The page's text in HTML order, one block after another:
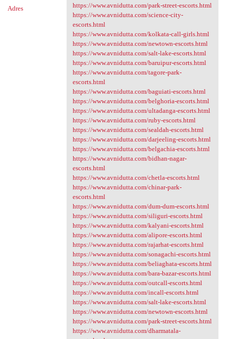
Adres
https://www.avnidutta.com/park-street-escorts.html
https://www.avnidutta.com/science-city-
escorts.html
https://www.avnidutta.com/kolkata-call-girls.html
https://www.avnidutta.com/newtown-escorts.html
https://www.avnidutta.com/salt-lake-escorts.html
https://www.avnidutta.com/baruipur-escorts.html
https://www.avnidutta.com/tagore-park-
escorts.html
https://www.avnidutta.com/baguiati-escorts.html
https://www.avnidutta.com/belghoria-escorts.html
https://www.avnidutta.com/ultadanga-escorts.html
https://www.avnidutta.com/ruby-escorts.html
https://www.avnidutta.com/sealdah-escorts.html
https://www.avnidutta.com/darjeeling-escorts.html
https://www.avnidutta.com/belgachia-escorts.html
https://www.avnidutta.com/bidhan-nagar-
escorts.html
https://www.avnidutta.com/chetla-escorts.html
https://www.avnidutta.com/chinar-park-
escorts.html
https://www.avnidutta.com/dum-dum-escorts.html
https://www.avnidutta.com/siliguri-escorts.html
https://www.avnidutta.com/kalyani-escorts.html
https://www.avnidutta.com/alipore-escorts.html
https://www.avnidutta.com/rajarhat-escorts.html
https://www.avnidutta.com/sonagachi-escorts.html
https://www.avnidutta.com/beliaghata-escorts.html
https://www.avnidutta.com/bara-bazar-escorts.html
https://www.avnidutta.com/outcall-escorts.html
https://www.avnidutta.com/incall-escorts.html
https://www.avnidutta.com/salt-lake-escorts.html
https://www.avnidutta.com/newtown-escorts.html
https://www.avnidutta.com/park-street-escorts.html
https://www.avnidutta.com/dharmatala-